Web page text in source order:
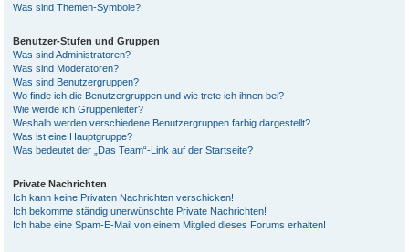
Was sind Themen-Symbole?
Benutzer-Stufen und Gruppen
Was sind Administratoren?
Was sind Moderatoren?
Was sind Benutzergruppen?
Wo finde ich die Benutzergruppen und wie trete ich ihnen bei?
Wie werde ich Gruppenleiter?
Weshalb werden verschiedene Benutzergruppen farbig dargestellt?
Was ist eine Hauptgruppe?
Was bedeutet der „Das Team“-Link auf der Startseite?
Private Nachrichten
Ich kann keine Privaten Nachrichten verschicken!
Ich bekomme ständig unerwünschte Private Nachrichten!
Ich habe eine Spam-E-Mail von einem Mitglied dieses Forums erhalten!